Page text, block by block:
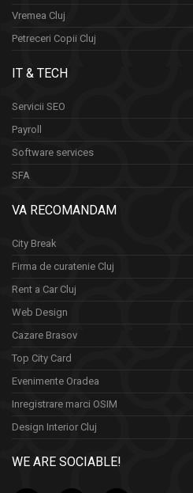
Vremea Cluj
Petreceri Copii Cluj
IT & TECH
Servicii SEO
Payroll
Software services
SFA
VA RECOMANDAM
City Break
Firma de curatenie Cluj
Rent a Car Cluj
Web Design
Cazare Brasov
Top City Card
Evenimente Oradea
Inregistrare marci OSIM
Design Interior Cluj
WE ARE SOCIABLE!